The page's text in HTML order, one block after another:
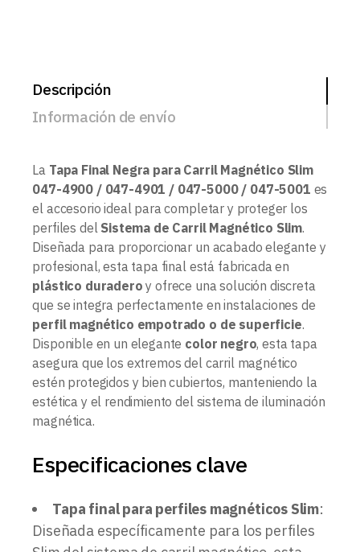
Descripción
Información de envío
La Tapa Final Negra para Carril Magnético Slim
047-4900 / 047-4901 / 047-5000 / 047-5001 es
el accesorio ideal para completar y proteger los
perfiles del Sistema de Carril Magnético Slim.
Diseñada para proporcionar un acabado elegante y
profesional, esta tapa final está fabricada en
plástico duradero y ofrece una solución discreta
que se integra perfectamente en instalaciones de
perfil magnético empotrado o de superficie.
Disponible en un elegante color negro, esta tapa
asegura que los extremos del carril magnético
estén protegidos y bien cubiertos, manteniendo la
estética y el rendimiento del sistema de iluminación
magnética.
Especificaciones clave
Tapa final para perfiles magnéticos Slim:
Diseñada específicamente para los perfiles